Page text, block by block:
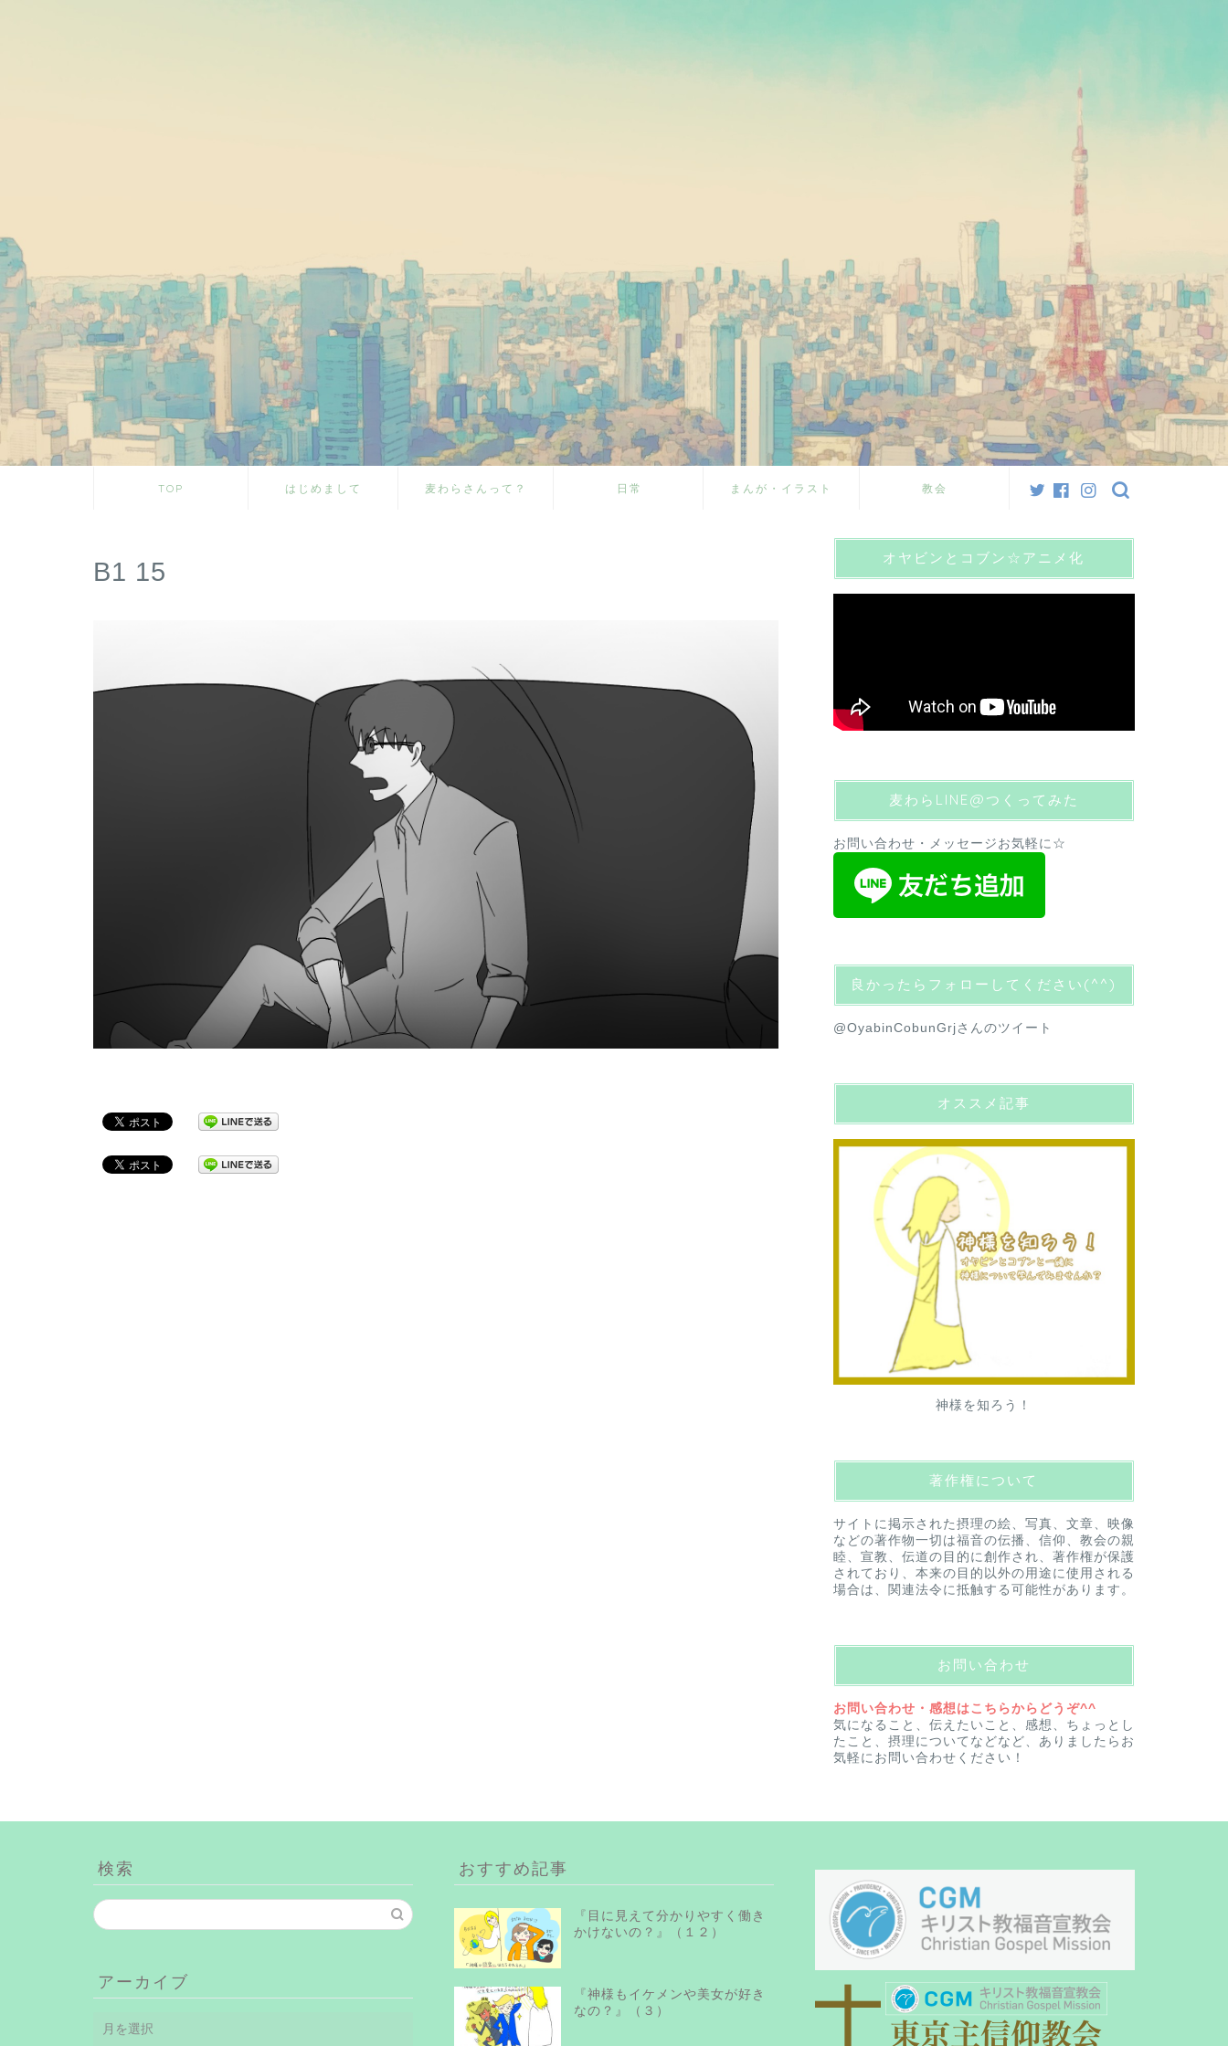
TOP はじめまして 麦わらさんって？ 日常 まんが・イラスト 教会
B1 15 オヤビンとコブン☆アニメ化
麦わらLINE@つくってみた
お問い合わせ・メッセージお気軽に☆
良かったらフォローしてください(^^)
@OyabinCobunGrjさんのツイート
オススメ記事
神様を知ろう！
著作権について
サイトに掲示された摂理の絵、写真、文章、映像
などの著作物一切は福音の伝播、信仰、教会の親
睦、宣教、伝道の目的に創作され、著作権が保護
されており、本来の目的以外の用途に使用される
場合は、関連法令に抵触する可能性があります。
お問い合わせ
お問い合わせ・感想はこちらからどうぞ^^
気になること、伝えたいこと、感想、ちょっとし
たこと、摂理についてなどなど、ありましたらお
気軽にお問い合わせください！
検索
アーカイブ
ア
ー
おすすめ記事
『目に見えて分かりやすく働き
かけないの？』（１２）
『神様もイケメンや美女が好き
なの？』（３）